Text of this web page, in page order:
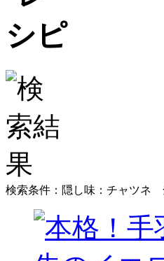
検索条件：隠し味：チャツネ